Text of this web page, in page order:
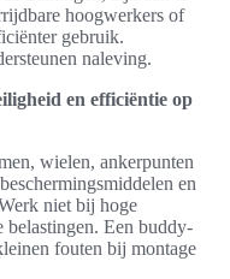
hoogwerkers of
gebruik.
naleving.
en efficiëntie op
wielen, ankerpunten
en
niet bij hoge
belastingen. Een buddy-
fouten bij montage